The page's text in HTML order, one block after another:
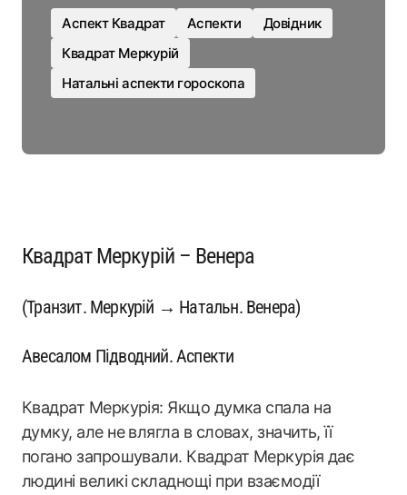
Аспект Квадрат Аспекти
Довідник
Квадрат Меркурій
Натальні аспекти гороскопа
Квадрат Меркурій – Венера
(Транзит. Меркурій → Натальн. Венера)
Авесалом Підводний. Аспекти
Квадрат Меркурія: Якщо думка спала на
думку, але не влягла в словах, значить, її
погано запрошували. Квадрат Меркурія дає
людині великі складнощі при взаємодії